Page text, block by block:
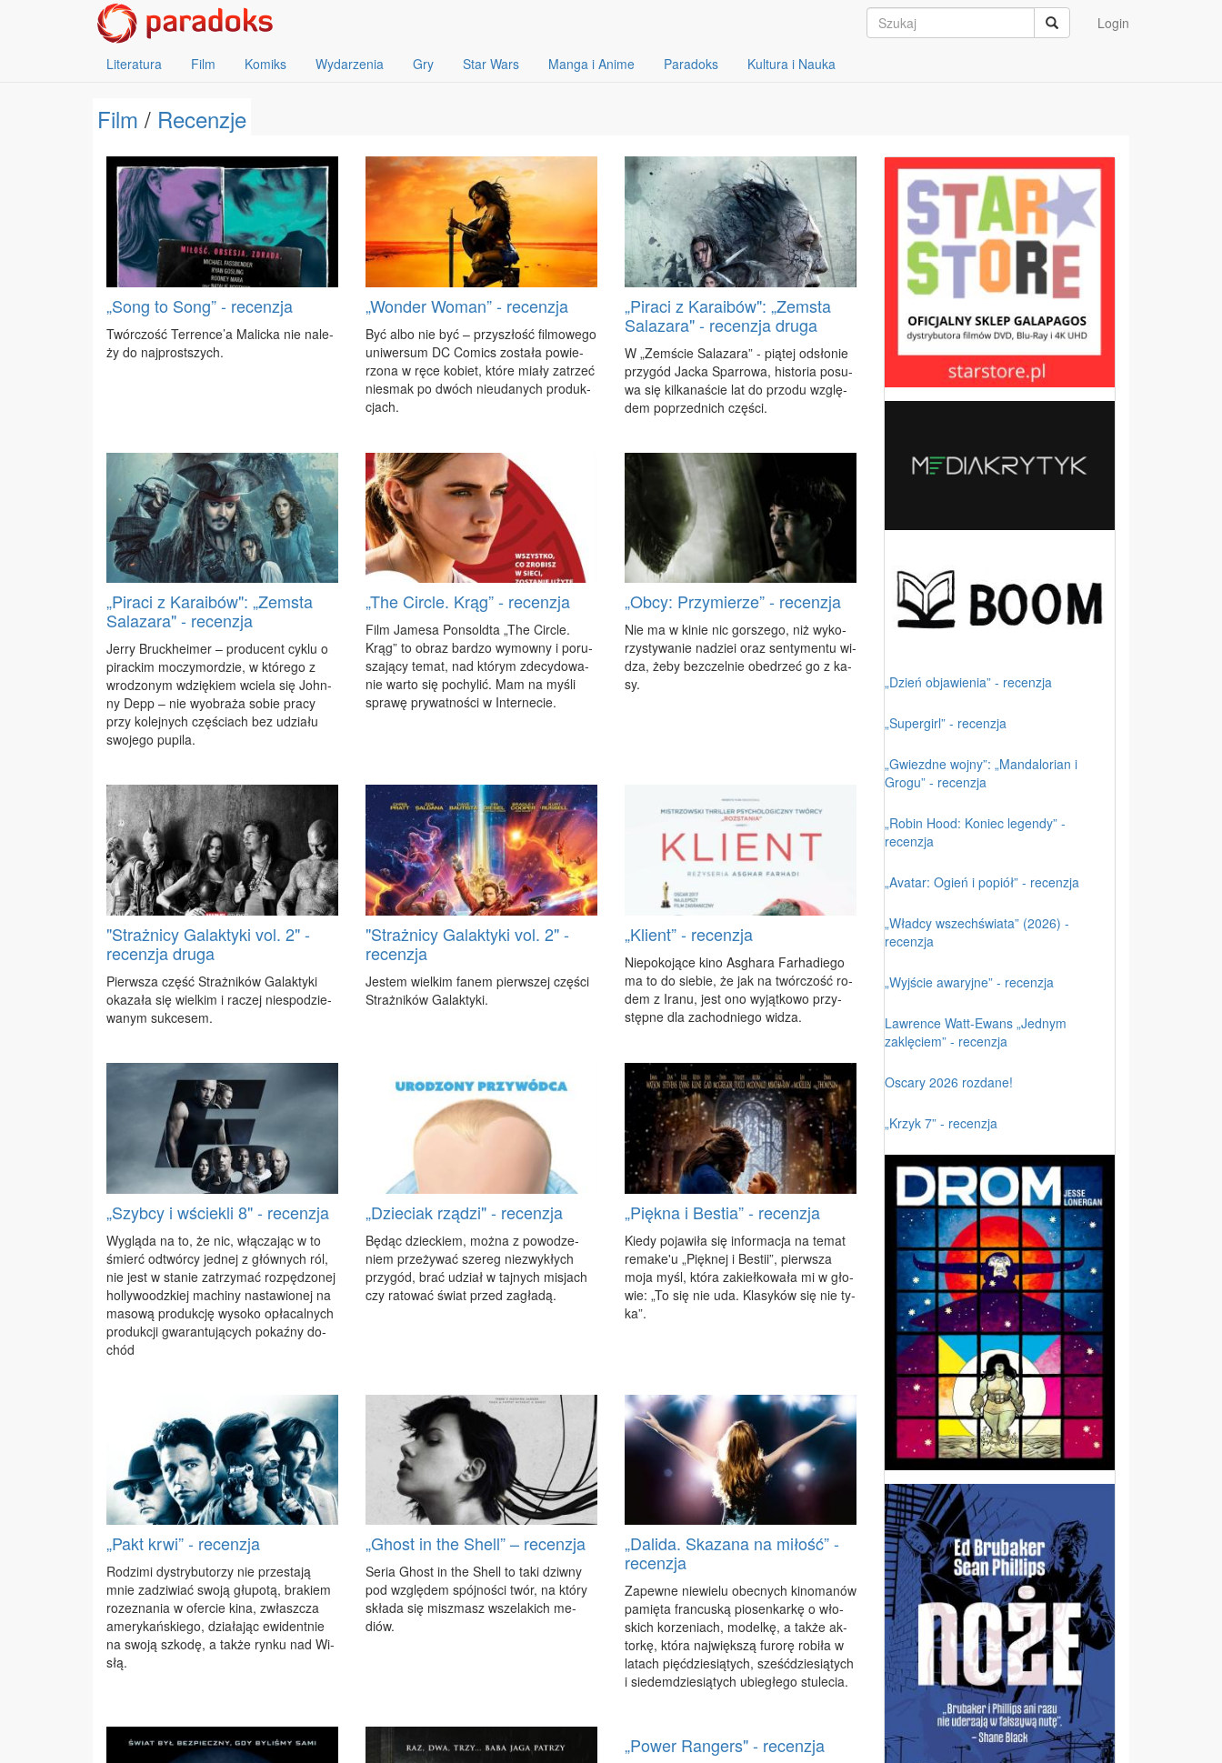
Login
Literatura Film Komiks Wydarzenia Gry Star Wars Manga i Anime Paradoks Kultura i Nauka
Film / Recenzje
„Song to Song” - recenzja
Twór­czość Ter­ren­ce’a Ma­lic­ka nie na­le­
ży do naj­prost­szych.
„Wonder Woman” - recenzja
Być al­bo nie być – przy­szłość fil­mo­we­go
uni­wer­sum DC Co­mics zo­sta­ła po­wie­
rzo­na w rę­ce ko­biet, któ­re mia­ły za­trzeć
nie­smak po dwóch nie­uda­nych pro­duk­
cjach.
„Piraci z Karaibów": „Zemsta
Salazara" - recenzja druga
W „Ze­mście Sa­la­za­ra” - pią­tej od­sło­nie
przy­gód Jac­ka Spar­ro­wa, hi­sto­ria po­su­
wa się kil­ka­na­ście lat do przo­du wzglę­
dem po­przed­nich czę­ści.
„Piraci z Karaibów": „Zemsta
Salazara" - recenzja
Jer­ry Bruc­khe­imer – pro­du­cent cy­klu o
pi­rac­kim mo­czy­mor­dzie, w któ­re­go z
wro­dzo­nym wdzię­kiem wcie­la się John­
ny Depp – nie wy­obra­ża so­bie pra­cy
przy ko­lej­nych czę­ściach bez udzia­łu
swo­je­go pu­pi­la.
„The Circle. Krąg” - recenzja
Film Ja­me­sa Pon­sold­ta „The Circ­le.
Krąg” to ob­raz bar­dzo wy­mow­ny i po­ru­
sza­ją­cy te­mat, nad któ­rym zde­cy­do­wa­
nie war­to się po­chy­lić. Mam na my­śli
spra­wę pry­wat­no­ści w In­ter­ne­cie.
„Obcy: Przymierze” - recenzja
Nie ma w ki­nie nic gor­sze­go, niż wy­ko­
rzy­sty­wa­nie na­dziei oraz sen­ty­men­tu wi­
dza, że­by bez­czel­nie obe­drzeć go z ka­
sy.
"Strażnicy Galaktyki vol. 2" -
recenzja druga
Pierw­sza część Straż­ni­ków Ga­lak­ty­ki
oka­za­ła się wiel­kim i ra­czej nie­spo­dzie­
wa­nym suk­ce­sem.
"Strażnicy Galaktyki vol. 2" -
recenzja
Je­stem wiel­kim fa­nem pierw­szej czę­ści
Straż­ni­ków Ga­lak­ty­ki.
„Klient” - recenzja
Nie­po­ko­ją­ce ki­no As­gha­ra Far­ha­die­go
ma to do sie­bie, że jak na twór­czość ro­
dem z Ira­nu, jest ono wy­jąt­ko­wo przy­
stęp­ne dla za­chod­nie­go wi­dza.
„Szybcy i wściekli 8" - recenzja
Wy­glą­da na to, że nic, włą­cza­jąc w to
śmierć od­twór­cy jed­nej z głów­nych ról,
nie jest w sta­nie za­trzy­mać roz­pę­dzo­nej
hol­ly­wo­odz­kiej ma­chi­ny na­sta­wio­nej na
ma­so­wą pro­duk­cję wy­so­ko opła­cal­nych
pro­duk­cji gwa­ran­tu­ją­cych po­kaź­ny do­
chód
„Dzieciak rządzi" - recenzja
Bę­dąc dziec­kiem, moż­na z po­wo­dze­
niem prze­ży­wać sze­reg nie­zwy­kłych
przy­gód, brać udział w taj­nych mi­sjach
czy ra­to­wać świat przed za­gła­dą.
„Piękna i Bestia” - recenzja
Kie­dy po­ja­wi­ła się in­for­ma­cja na te­mat
re­ma­ke'u „Pięk­nej i Be­stii”, pierw­sza
mo­ja myśl, któ­ra za­kieł­ko­wa­ła mi w gło­
wie: „To się nie uda. Kla­sy­ków się nie ty­
ka”.
„Pakt krwi” - recenzja
Ro­dzi­mi dys­try­bu­to­rzy nie prze­sta­ją
mnie za­dzi­wiać swo­ją głu­po­tą, bra­kiem
ro­ze­zna­nia w ofer­cie ki­na, zwłasz­cza
ame­ry­kań­skie­go, dzia­ła­jąc ewi­dent­nie
na swo­ją szko­dę, a tak­że ryn­ku nad Wi­
słą.
„Ghost in the Shell” – recenzja
Se­ria Ghost in the Shell to ta­ki dziw­ny
pod wzglę­dem spój­no­ści twór, na któ­ry
skła­da się misz­masz wsze­la­kich me­
diów.
„Dalida. Skazana na miłość” -
recenzja
Za­pew­ne nie­wie­lu obec­nych ki­no­ma­nów
pa­mię­ta fran­cu­ską pio­sen­kar­kę o wło­
skich ko­rze­niach, mo­del­kę, a tak­że ak­
tor­kę, któ­ra naj­więk­szą fu­ro­rę ro­bi­ła w
la­tach pięć­dzie­sią­tych, sześć­dzie­sią­tych
i sie­dem­dzie­sią­tych ubie­głe­go stu­le­cia.
„Power Rangers" - recenzja
„Dzień objawienia” - recenzja
„Supergirl” - recenzja
„Gwiezdne wojny”: „Mandalorian i
Grogu” - recenzja
„Robin Hood: Koniec legendy” -
recenzja
„Avatar: Ogień i popiół” - recenzja
„Władcy wszechświata” (2026) -
recenzja
„Wyjście awaryjne” - recenzja
Lawrence Watt-Ewans „Jednym
zaklęciem” - recenzja
Oscary 2026 rozdane!
„Krzyk 7” - recenzja